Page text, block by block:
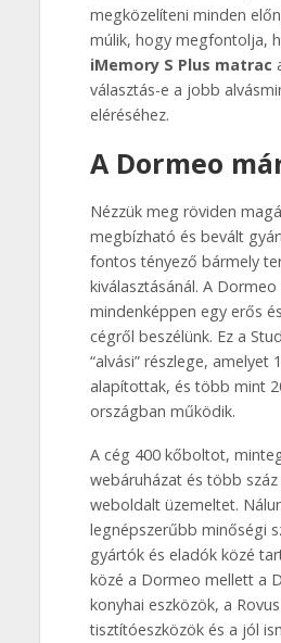
megközelíteni minden
múlik, hogy megfontolja,
iMemory S Plus matrac
választás-e a jobb
eléréséhez.
A Dormeo
Nézzük meg röviden
megbízható és bevált
fontos tényező bármely
kiválasztásánál. A
mindenképpen egy erős
cégről beszélünk. Ez a
“alvási” részlege, amelyet
alapítottak, és több mint
országban működik.
A cég 400 kőboltot,
webáruházat és több
weboldalt üzemeltet.
legnépszerűbb minőségi
gyártók és eladók közé
közé a Dormeo mellett a
konyhai eszközök, a Rovus
tisztítóeszközök és a jól